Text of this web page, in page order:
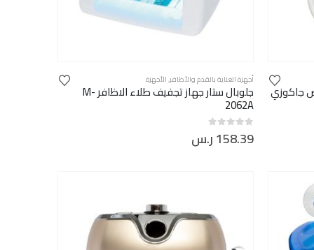
جاكوزي
أجهزة العناية بالقدم والأظافر,الأجهزة
جلوبال ستار جهاز تجفيف طلاء الاظافر M-
2062A
158.39ر.س